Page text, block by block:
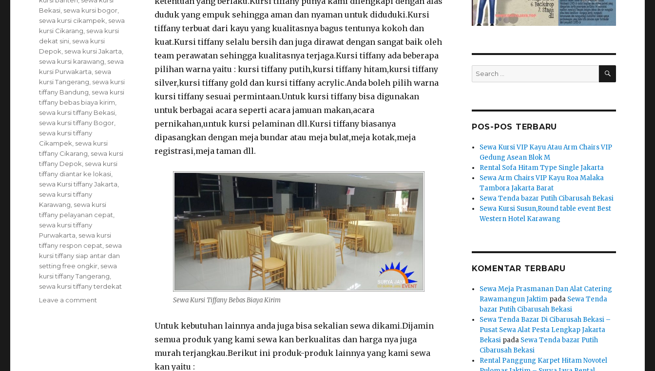
duduk yang empuk sehingga aman dan nyaman untuk diduduki.Kursi
tiffany terbuat dari kayu yang kualitasnya bagus tentunya kokoh dan
kuat.Kursi tiffany selalu bersih dan juga dirawat dengan sangat baik oleh
team perawatan sehingga kualitasnya terjaga.Kursi tiffany ada beberapa
pilihan warna yaitu : kursi tiffany putih,kursi tiffany hitam,kursi tiffany
silver,kursi tiffany gold dan kursi tiffany acrylic.Anda boleh pilih warna
kursi tiffany sesuai permintaan.Untuk kursi tiffany bisa digunakan
untuk berbagai acara seperti acara jamuan makan,acara
pernikahan,untuk kursi pelaminan dll.Kursi tiffany biasanya
dipasangkan dengan meja bundar atau meja bulat,meja kotak,meja
registrasi,meja taman dll.
Sewa Kursi Tiffany Bebas Biaya Kirim
Untuk kebutuhan lainnya anda juga bisa sekalian sewa dikami.Dijamin
semua produk yang kami sewa kan berkualitas dan harga nya juga
murah terjangkau.Berikut ini produk-produk lainnya yang kami sewa
kan yaitu :
Bekasi sewa kursi bogor
sewa kursi cikampek sewa
kursi Cikarang sewa kursi
dekat sini sewa kursi
Depok sewa kursi Jakarta
sewa kursi karawang sewa
kursi Purwakarta sewa
kursi Tangerang sewa kursi
tiffany Bandung sewa kursi
tiffany bebas biaya kirim
sewa kursi tiffany Bekasi
sewa kursi tiffany Bogor
sewa kursi tiffany
Cikampek sewa kursi
tiffany Cikarang sewa kursi
tiffany Depok sewa kursi
tiffany diantar ke lokasi
sewa Kursi tiffany Jakarta
sewa kursi tiffany
Karawang sewa kursi
tiffany pelayanan cepat
sewa kursi tiffany
Purwakarta sewa kursi
tiffany respon cepat sewa
kursi tiffany siap antar dan
setting free ongkir sewa
kursi tiffany Tangerang
sewa kursi tiffany terdekat
Leave a comment
Search
for:
SEARCH
POS-POS TERBARU
Sewa Kursi VIP Kayu Atau Arm Chairs VIP
Gedung Asean Blok M
Rental Sofa Hitam Type Single Jakarta
Sewa Arm Chairs VIP Kayu Roa Malaka
Tambora Jakarta Barat
Sewa Tenda bazar Putih Cibarusah Bekasi
Sewa Kursi Susun,Round table event Best
Western Hotel Karawang
KOMENTAR TERBARU
Sewa Meja Prasmanan Dan Alat Catering
Rawamangun Jaktim pada Sewa Tenda
bazar Putih Cibarusah Bekasi
Sewa Tenda Bazar Di Cibarusah Bekasi –
Pusat Sewa Alat Pesta Lengkap Jakarta
Bekasi pada Sewa Tenda bazar Putih
Cibarusah Bekasi
Rental Panggung Karpet Hitam Novotel